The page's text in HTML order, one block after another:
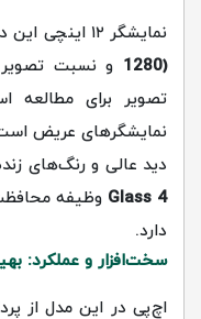
نمایشگر ۱۲ اینچی این دستگاه با رزولوشن
1280)
تصویر برای مطالعه
دید عالی و رنگ‌های
Glass 4 وظیفه
دارد.
سخت‌افزار و عملکرد: